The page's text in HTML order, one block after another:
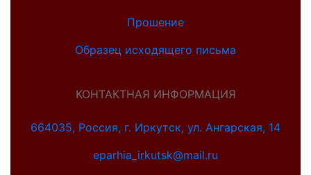
Прошение
Образец исходящего письма
КОНТАКТНАЯ ИНФОРМАЦИЯ
664035, Россия, г. Иркутск, ул. Ангарская, 14
eparhia_irkutsk@mail.ru